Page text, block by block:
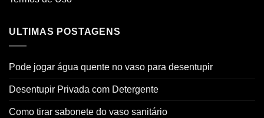
ULTIMAS POSTAGENS
Pode jogar água quente no vaso para desentupir
Desentupir Privada com Detergente
Como tirar sabonete do vaso sanitário